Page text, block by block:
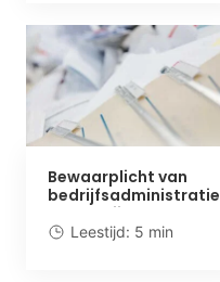
Bewaarplicht van
bedrijfsadministratie
en zakelijke
documenten
Leestijd: 5 min